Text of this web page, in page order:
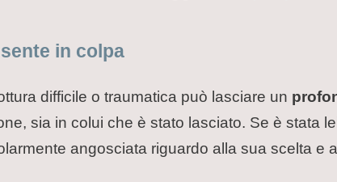
in colpa
difficile o traumatica può lasciare un
sia in colui che è stato lasciato. Se è stata
angosciata riguardo alla sua scelta e